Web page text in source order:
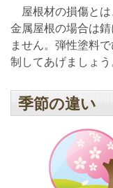
屋根材の損傷と
金属屋根の場合は
ません。弾性塗料
制してあげましょう
季節の違い